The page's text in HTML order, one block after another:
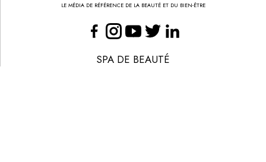
LE MÉDIA DE RÉFÉRENCE DE LA BEAUTÉ ET DU BIEN-ÊTRE
SPA DE BEAUTÉ